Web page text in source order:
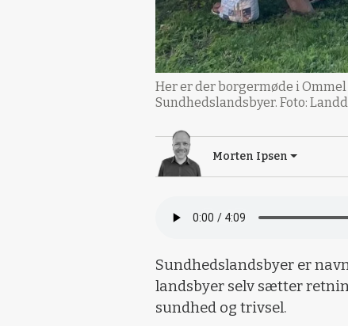
Her er der borgermøde i
Sundhedslandsbyer. Foto:
Morten Ipsen
Sundhedslandsbyer er
landsbyer selv sætter
sundhed og trivsel.